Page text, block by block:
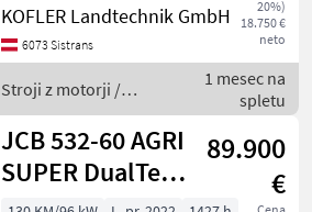
20%)
18.750 €
neto
Palettengabel ,
Leichgutschaufel dodatni
hidravlični krog, okvir za
hitro menjavo Stroji z
KOFLER Landtechnik GmbH
6073 Sistrans
Stroji z motorji /
JCB
1 mesec na
spletu
JCB 532-60 AGRI
SUPER DualTec
VT
89.900
€